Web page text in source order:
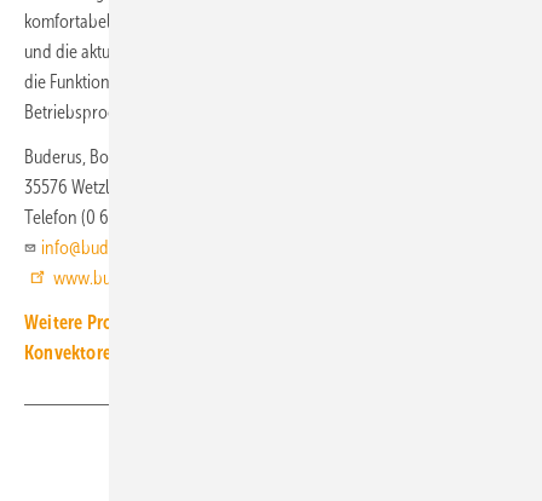
komfortabel bedienen. Der Touch-Bildschirm zeigt die gewünschte
und die aktuelle Raumtemperatur an. Einfrierschutz, Urlaubsfunktion,
die Funktion „geöffnetes Fenster“ und individualisierbare
Betriebsprogramme sorgen für eine effiziente Nutzung.
Buderus, Bosch Thermotechnik
35576 Wetzlar
Telefon (0 64 41) 41 80
info@buderus.de
www.buderus.de
Weitere Produkt-Meldungen zum Thema Heiz- und Kühlflächen,
Konvektoren